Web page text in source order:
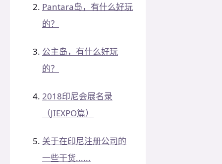
Pantara岛，有什么好玩
的？
公主岛，有什么好玩
的？
2018印尼会展名录
（JIEXPO篇）
关于在印尼注册公司的
一些干货......